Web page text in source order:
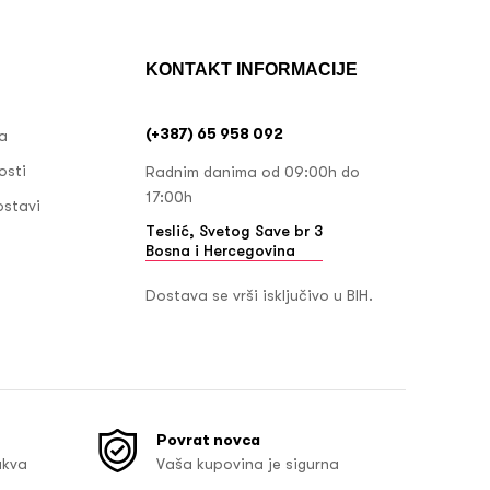
KONTAKT INFORMACIJE
(+387) 65 958 092
Radnim danima od 09:00h do
17:00h
Teslić, Svetog Save br 3
Bosna i Hercegovina
Dostava se vrši isključivo u BIH.
Povrat novca
Vaša kupovina je sigurna